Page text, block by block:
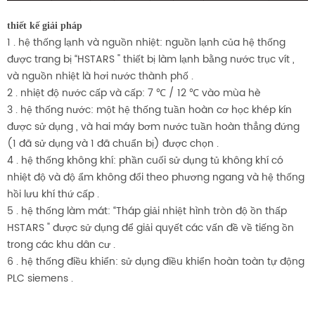
thiết kế giải pháp
1 . hệ thống lạnh và nguồn nhiệt: nguồn lạnh của hệ thống
được trang bị “HSTARS " thiết bị làm lạnh bằng nước trục vít ,
và nguồn nhiệt là hơi nước thành phố .
2 . nhiệt độ nước cấp và cấp: 7 ℃ / 12 ℃ vào mùa hè
3 . hệ thống nước: một hệ thống tuần hoàn cơ học khép kín
được sử dụng , và hai máy bơm nước tuần hoàn thẳng đứng
(1 đã sử dụng và 1 đã chuẩn bị) được chọn .
4 . hệ thống không khí: phần cuối sử dụng tủ không khí có
nhiệt độ và độ ẩm không đổi theo phương ngang và hệ thống
hồi lưu khí thứ cấp .
5 . hệ thống làm mát: “Tháp giải nhiệt hình tròn độ ồn thấp
HSTARS " được sử dụng để giải quyết các vấn đề về tiếng ồn
trong các khu dân cư .
6 . hệ thống điều khiển: sử dụng điều khiển hoàn toàn tự động
PLC siemens .